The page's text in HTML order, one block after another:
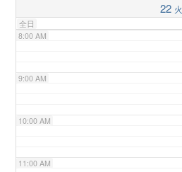
22 火
全日
8:00 AM
9:00 AM
10:00 AM
11:00 AM